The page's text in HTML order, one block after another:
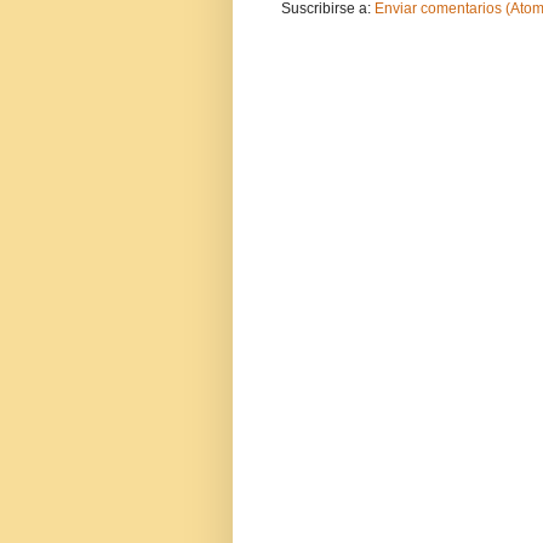
Suscribirse a: Enviar comentarios